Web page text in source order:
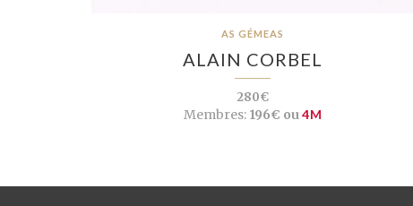
AS GÉMEAS
ALAIN CORBEL
280€
Membres:196€ ou4M